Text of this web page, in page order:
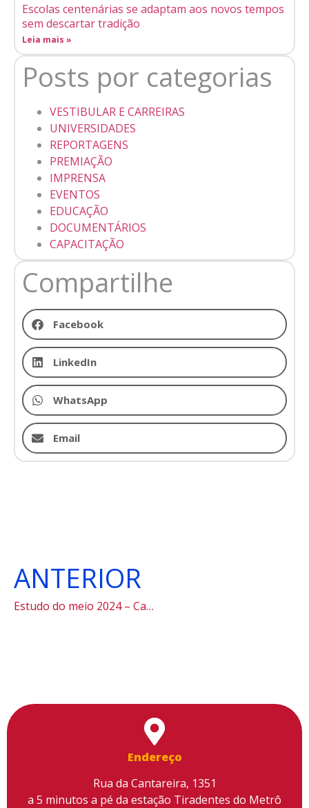
Escolas centenárias se adaptam aos novos tempos
sem descartar tradição
Leia mais »
Posts por categorias
VESTIBULAR E CARREIRAS
UNIVERSIDADES
REPORTAGENS
PREMIAÇÃO
IMPRENSA
EVENTOS
EDUCAÇÃO
DOCUMENTÁRIOS
CAPACITAÇÃO
Compartilhe
Facebook
LinkedIn
WhatsApp
Email
ANTERIOR
Estudo do meio 2024 – Cananéia
Endereço
Rua da Cantareira, 1351
a 5 minutos a pé da estação Tiradentes do Metrô